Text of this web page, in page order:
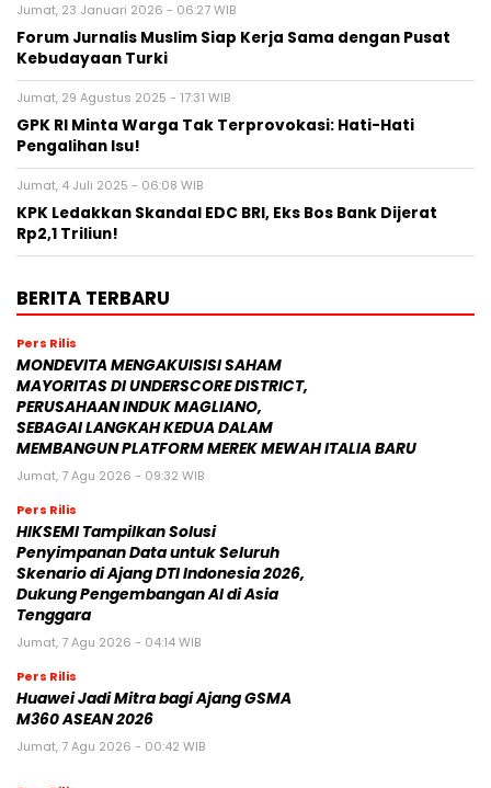
Jumat, 23 Januari 2026 - 06:27 WIB
Forum Jurnalis Muslim Siap Kerja Sama dengan Pusat
Kebudayaan Turki
Jumat, 29 Agustus 2025 - 17:31 WIB
GPK RI Minta Warga Tak Terprovokasi: Hati-Hati
Pengalihan Isu!
Jumat, 4 Juli 2025 - 06:08 WIB
KPK Ledakkan Skandal EDC BRI, Eks Bos Bank Dijerat
Rp2,1 Triliun!
BERITA TERBARU
Pers Rilis
MONDEVITA MENGAKUISISI SAHAM
MAYORITAS DI UNDERSCORE DISTRICT,
PERUSAHAAN INDUK MAGLIANO,
SEBAGAI LANGKAH KEDUA DALAM
MEMBANGUN PLATFORM MEREK MEWAH ITALIA BARU
Jumat, 7 Agu 2026 - 09:32 WIB
Pers Rilis
HIKSEMI Tampilkan Solusi
Penyimpanan Data untuk Seluruh
Skenario di Ajang DTI Indonesia 2026,
Dukung Pengembangan AI di Asia
Tenggara
Jumat, 7 Agu 2026 - 04:14 WIB
Pers Rilis
Huawei Jadi Mitra bagi Ajang GSMA
M360 ASEAN 2026
Jumat, 7 Agu 2026 - 00:42 WIB